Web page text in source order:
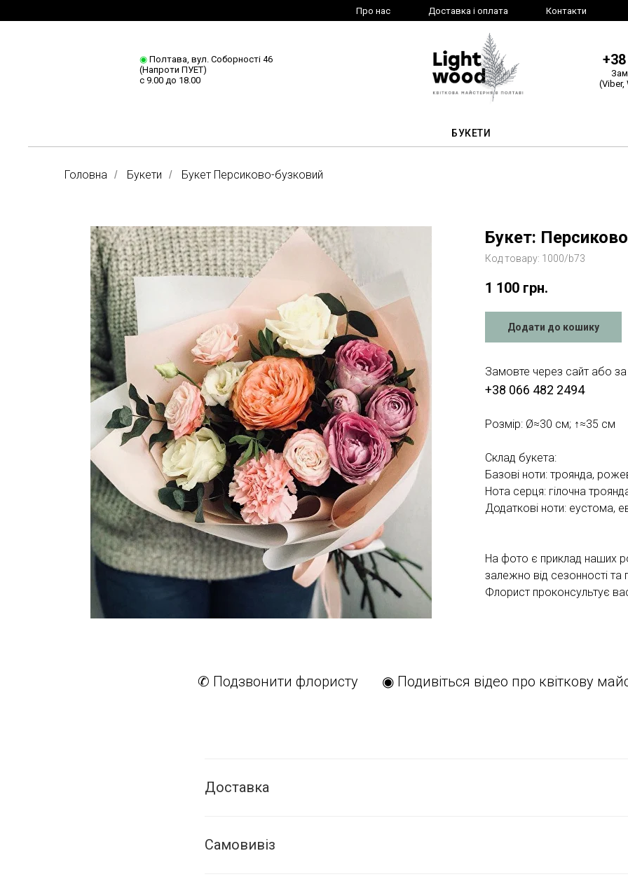
Про нас Доставка і оплата Контакти
◉Полтава, вул. Соборності 46
(Напроти ПУЕТ)
с 9.00 до 18.00
(Viber,
БУКЕТИ
Головна / Букети / Букет Персиково-бузковий
Букет:
Код товару: 1000/b73
1 100 грн.
Додати до кошику
Замовте через сайт або
+38 066 482 2494
Розмір: Ø≈30 см; ↑≈35 см
Склад букета:
Базові ноти: троянда,
Нота серця: гілочна
Додаткові ноти: еустома,
На фото є приклад наших
залежно від сезонності
Флорист проконсультує
✆ Подзвонити флористу ◉ Подивіться відео про квіткову
Доставка
Самовивіз